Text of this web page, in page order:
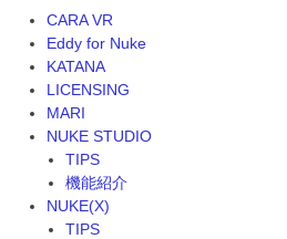
CARA VR
Eddy for Nuke
KATANA
LICENSING
MARI
NUKE STUDIO
TIPS
機能紹介
NUKE(X)
TIPS